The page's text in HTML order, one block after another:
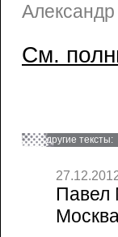
См.
другие тексты:
Павел